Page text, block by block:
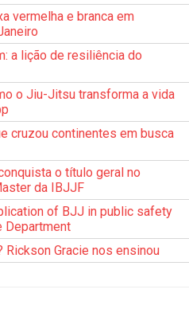
vermelha e branca em
a lição de resiliência do
o Jiu-Jitsu transforma a vida
cruzou continentes em busca
o título geral no
da IBJJF
of BJJ in public safety
Department
Rickson Gracie nos ensinou